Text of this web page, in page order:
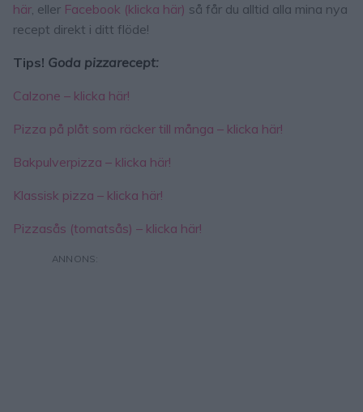
här, eller Facebook (klicka här) så får du alltid alla mina nya
recept direkt i ditt flöde!
Tips! Goda pizzarecept:
Calzone – klicka här!
Pizza på plåt som räcker till många – klicka här!
Bakpulverpizza – klicka här!
Klassisk pizza – klicka här!
Pizzasås (tomatsås) – klicka här!